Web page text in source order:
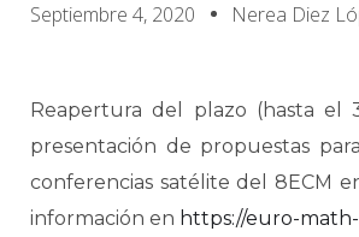
Septiembre 4, 2020 Nerea Diez
Reapertura del plazo (hasta el
presentación de propuestas
conferencias satélite del 8ECM
información en https://euro-